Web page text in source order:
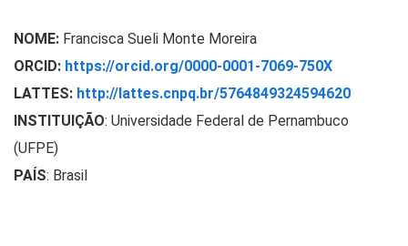
NOME: Francisca Sueli Monte Moreira
ORCID: https://orcid.org/0000-0001-7069-750X
LATTES: http://lattes.cnpq.br/5764849324594620
INSTITUIÇÃO: Universidade Federal de Pernambuco
(UFPE)
PAÍS: Brasil